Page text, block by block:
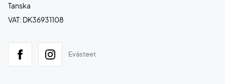
Tanska
VAT: DK36931108
Evästeet